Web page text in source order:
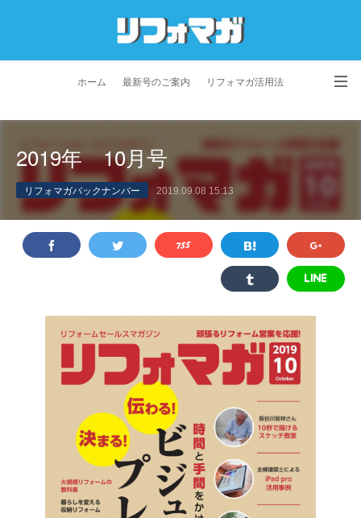
ホーム 最新号のご案内 リフォマガ活用法
プライバシーポリシー 会社概要
2019年 10月号
リフォマガバックナンバー 2019.09.08 15:13